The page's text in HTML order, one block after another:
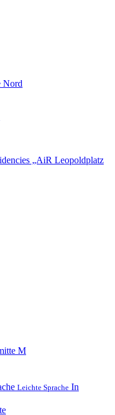
Nord
„AiR Leopoldplatz
Leichte Sprache In